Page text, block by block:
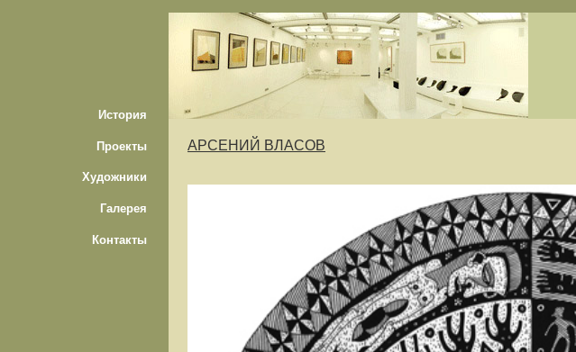
История
Проекты
Художники
Галерея
Контакты
АРСЕНИЙ ВЛАСОВ